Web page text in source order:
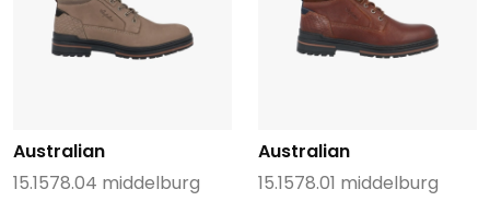
Australian
15.1578.04 middelburg
Australian
15.1578.01 middelburg